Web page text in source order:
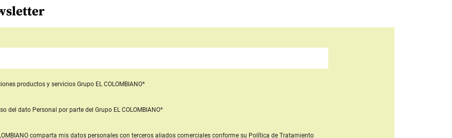
productos y servicios Grupo EL COLOMBIANO*
del dato Personal por parte del Grupo EL COLOMBIANO*
comparta mis datos personales con terceros aliados comercialesconforme su Política de Tratamiento